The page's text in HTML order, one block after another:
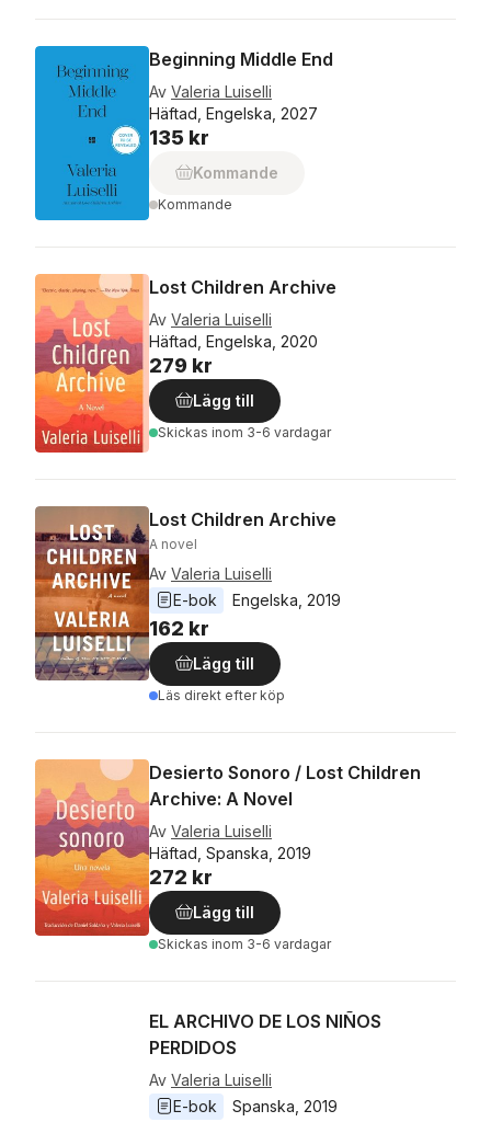
Beginning Middle End
Av Valeria Luiselli
Häftad, Engelska, 2027
135 kr
Kommande
Kommande
Lost Children Archive
Av Valeria Luiselli
Häftad, Engelska, 2020
279 kr
Lägg till
Skickas inom 3-6 vardagar
Lost Children Archive
A novel
Av Valeria Luiselli
E-bok
Engelska 2019
162 kr
Lägg till
Läs direkt efter köp
Desierto Sonoro / Lost Children
Archive: A Novel
Av Valeria Luiselli
Häftad, Spanska, 2019
272 kr
Lägg till
Skickas inom 3-6 vardagar
EL ARCHIVO DE LOS NIÑOS
PERDIDOS
Av Valeria Luiselli
E-bok
Spanska 2019